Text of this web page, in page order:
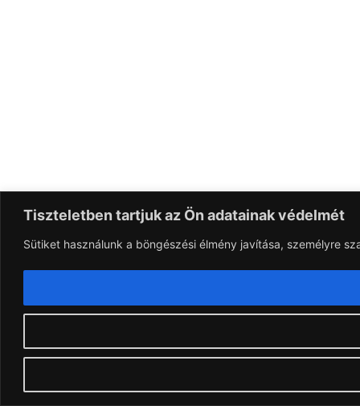
Tiszteletben tartjuk az Ön adatainak védelmét
Sütiket használunk a böngészési élmény javítása, személyre